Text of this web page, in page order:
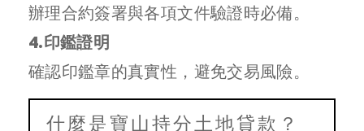
辦理合約簽署與各項文件驗證時必備。
4.印鑑證明
確認印鑑章的真實性，避免交易風險。
什麼是寶山持分土地貸款？